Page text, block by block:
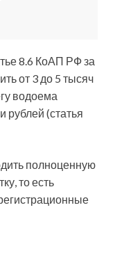
8.6 КоАП РФ за
от 3 до 5 тысяч
водоема
рублей (статья
полноценную
то есть